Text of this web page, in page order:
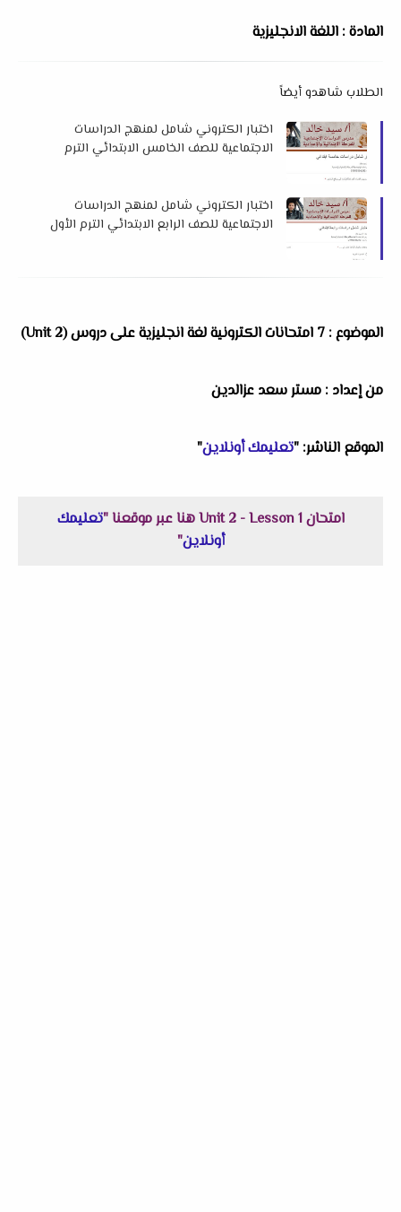
المادة : اللغة الانجليزية
الطلاب شاهدو أيضاً
اختبار الكتروني شامل لمنهج الدراسات
الاجتماعية للصف الخامس الابتدائي الترم
اختبار الكتروني شامل لمنهج الدراسات
الاجتماعية للصف الرابع الابتدائي الترم الأول
الموضوع : 7 امتحانات الكترونية لغة انجليزية على دروس (Unit 2)
من إعداد : مستر سعد عزالدين
الموقع الناشر: "تعليمك أونلاين"
امتحان Unit 2 - Lesson 1 هنا عبر موقعنا "
تعليمك
أونلاين"